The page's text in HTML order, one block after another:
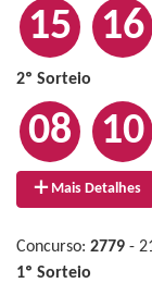
15 16
2º Sorteio
08 10
Mais Detalhes
Concurso: 2779 -
1º Sorteio